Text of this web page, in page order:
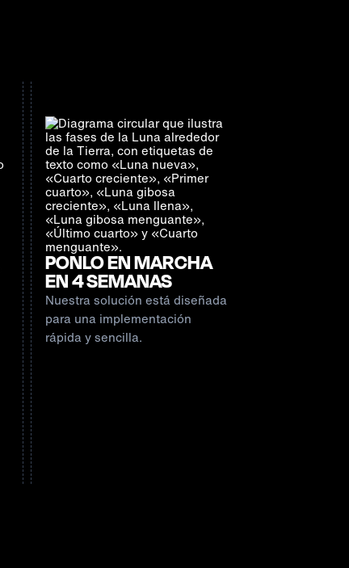
PONLO EN MARCHA
EN 4 SEMANAS
Nuestra solución está diseñada
para una implementación
rápida y sencilla.